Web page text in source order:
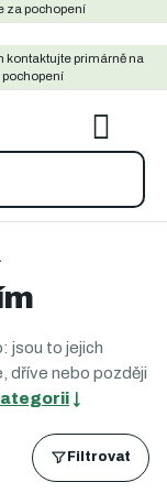
za pochopení
kontaktujte primárně na
KOŠÍK
jsou to jejich
dříve nebo později
↓
Filtrovat